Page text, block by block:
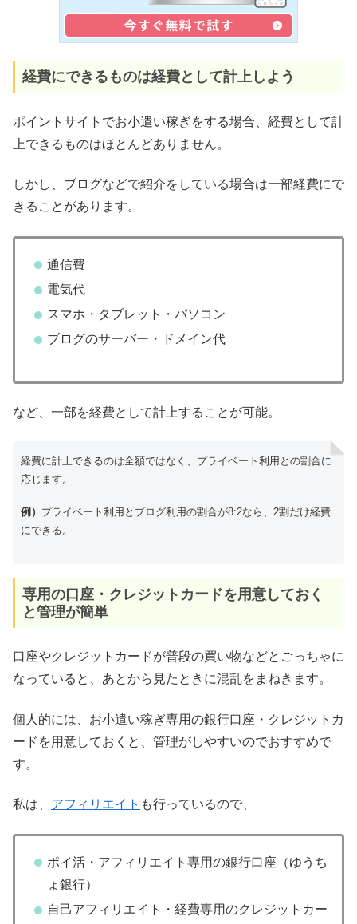
経費にできるものは経費として計上しよう
ポイントサイトでお小遣い稼ぎをする場合、経費として計
上できるものはほとんどありません。
しかし、ブログなどで紹介をしている場合は一部経費にで
きることがあります。
通信費
電気代
スマホ・タブレット・パソコン
ブログのサーバー・ドメイン代
など、一部を経費として計上することが可能。
経費に計上できるのは全額ではなく、プライベート利用との割合に
応じます。
例） プライベート利用とブログ利用の割合が8:2なら、2割だけ経費
にできる。
専用の口座・クレジットカードを用意しておく
と管理が簡単
口座やクレジットカードが普段の買い物などとごっちゃに
なっていると、あとから見たときに混乱をまねきます。
個人的には、お小遣い稼ぎ専用の銀行口座・クレジットカ
ードを用意しておくと、管理がしやすいのでおすすめで
す。
私は、 アフィリエイト も行っているので、
ポイ活・アフィリエイト専用の銀行口座（ゆうち
ょ銀行）
自己アフィリエイト・経費専用のクレジットカー